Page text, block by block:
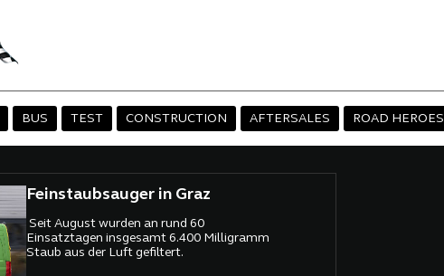
BUS TEST CONSTRUCTION AFTERSALES ROAD HEROES
Feinstaubsauger in Graz
Seit August wurden an rund 60
Einsatztagen insgesamt 6.400 Milligramm
Staub aus der Luft gefiltert.